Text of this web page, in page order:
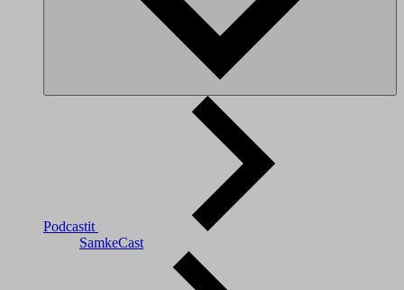
Podcastit
SamkeCast